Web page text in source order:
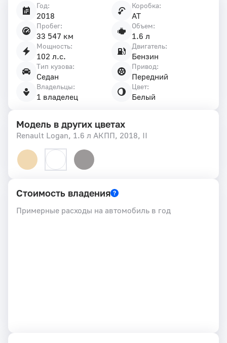
Год:
2018
Коробка:
AT
Пробег:
33 547 км
Объем:
1.6 л
Мощность:
102 л.с.
Двигатель:
Бензин
Тип кузова:
Седан
Привод:
Передний
Владельцы:
1 владелец
Цвет:
Белый
Модель в других цветах
Renault Logan, 1.6 л АКПП, 2018, II
Стоимость владения
Примерные расходы на автомобиль в год